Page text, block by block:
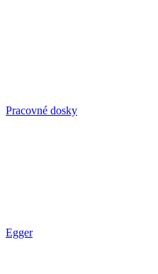
Pracovné dosky
Egger